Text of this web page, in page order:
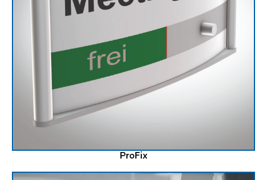
ProFix